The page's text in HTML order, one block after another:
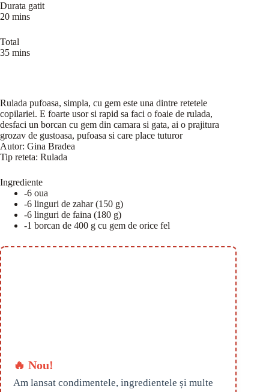
Durata gatit
20 mins
Total
35 mins
Rulada pufoasa, simpla, cu gem este una dintre retetele
copilariei. E foarte usor si rapid sa faci o foaie de rulada,
desfaci un borcan cu gem din camara si gata, ai o prajitura
grozav de gustoasa, pufoasa si care place tuturor
Autor: Gina Bradea
Tip reteta: Rulada
Ingrediente
-6 oua
-6 linguri de zahar (150 g)
-6 linguri de faina (180 g)
-1 borcan de 400 g cu gem de orice fel
🔥 Nou!
Am lansat condimentele, ingredientele și multe